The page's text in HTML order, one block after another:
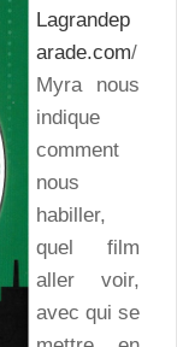
Lagrandep
arade.com/
Myra nous
indique
comment
nous
habiller,
quel film
aller voir,
avec qui se